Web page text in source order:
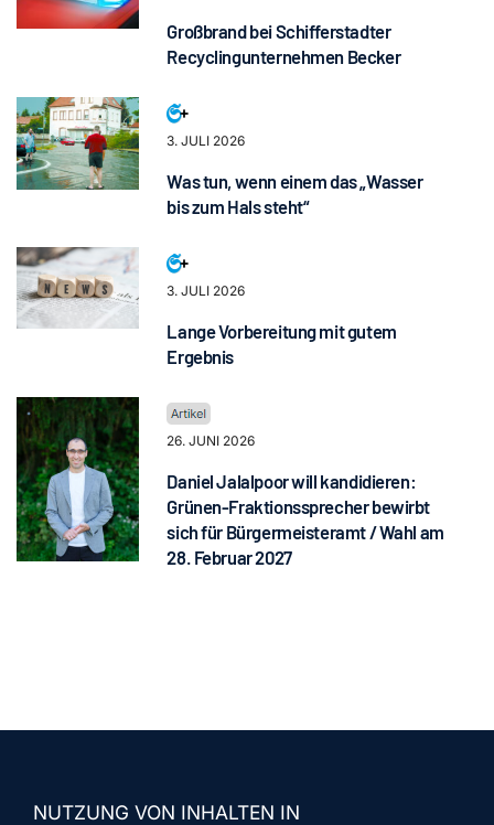
Großbrand bei Schifferstadter
Recyclingunternehmen Becker
3. JULI 2026
Was tun, wenn einem das „Wasser
bis zum Hals steht“
3. JULI 2026
Lange Vorbereitung mit gutem
Ergebnis
26. JUNI 2026
Daniel Jalalpoor will kandidieren:
Grünen-Fraktionssprecher bewirbt
sich für Bürgermeisteramt / Wahl am
28. Februar 2027
NUTZUNG VON INHALTEN IN